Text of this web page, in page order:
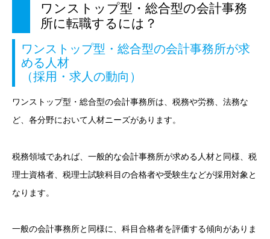
ワンストップ型・総合型の会計事務
所に転職するには？
ワンストップ型・総合型の会計事務所が求
める人材
（採用・求人の動向）
ワンストップ型・総合型の会計事務所は、税務や労務、法務な
ど、各分野において人材ニーズがあります。
税務領域であれば、一般的な会計事務所が求める人材と同様、税
理士資格者、税理士試験科目の合格者や受験生などが採用対象と
なります。
一般の会計事務所と同様に、科目合格者を評価する傾向がありま